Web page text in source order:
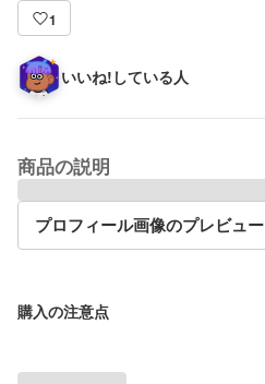
1
いいね!している人
商品の説明
プロフィール画像のプレビュー
購入の注意点